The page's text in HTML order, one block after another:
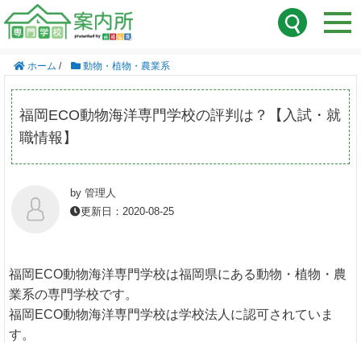
ホーム / 動物・植物・農業系
福岡ECO動物海洋専門学校の評判は？【入試・就
職情報】
by 管理人
更新日：2020-08-25
福岡ECO動物海洋専門学校は福岡県にある動物・植物・農
業系の専門学校です。
福岡ECO動物海洋専門学校は学校法人に認可されていま
す。